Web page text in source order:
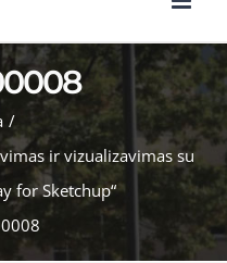
/
ir vizualizavimas su
for Sketchup“